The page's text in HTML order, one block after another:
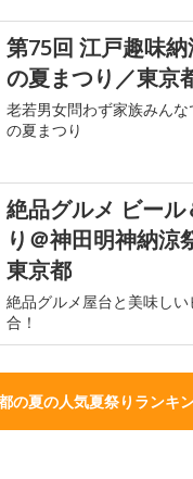
第75回 江戸趣味納
の夏まつり／東京
老若男女問わず家族みんな
の夏まつり
絶品グルメ ビー
り＠神田明神納涼
東京都
絶品グルメ屋台と美味し
合！
の夏の人気夏祭りランキ